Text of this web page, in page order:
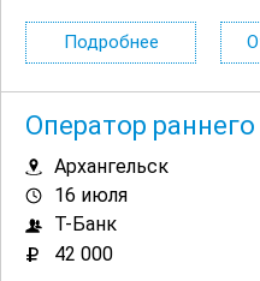
клиентов в финансовых
дополнительные услуги и
Подробнее
Оператор
Архангельск
16 июля
Т-Банк
42 000